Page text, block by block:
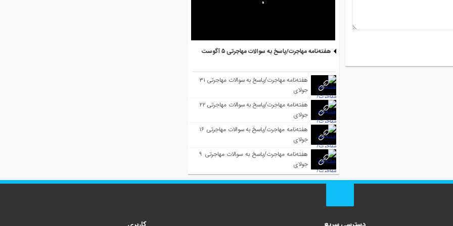
هفته‌نامه مهاجرت/پاسخ به سوالات مهاجرتی ۵ آگوست
هفته‌نامه مهاجرت/پاسخ به سوالات مهاجرتی ۳۱
جولای
هفته‌نامه مهاجرت/پاسخ به سوالات مهاجرتی ۲۲
جولای
هفته‌نامه مهاجرت/پاسخ به سوالات مهاجرتی ۱۶
جولای
هفته‌نامه مهاجرت/پاسخ به سوالات مهاجرتی ۹
جولای